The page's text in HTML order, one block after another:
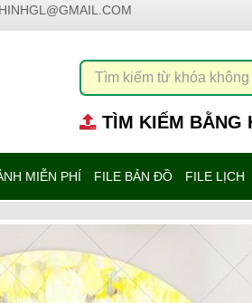
TÌM KIẾM BẰNG
MIỄN PHÍ FILE BẢN ĐỒ FILE LỊCH